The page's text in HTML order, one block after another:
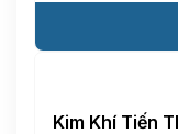
Kim Khí Tiến